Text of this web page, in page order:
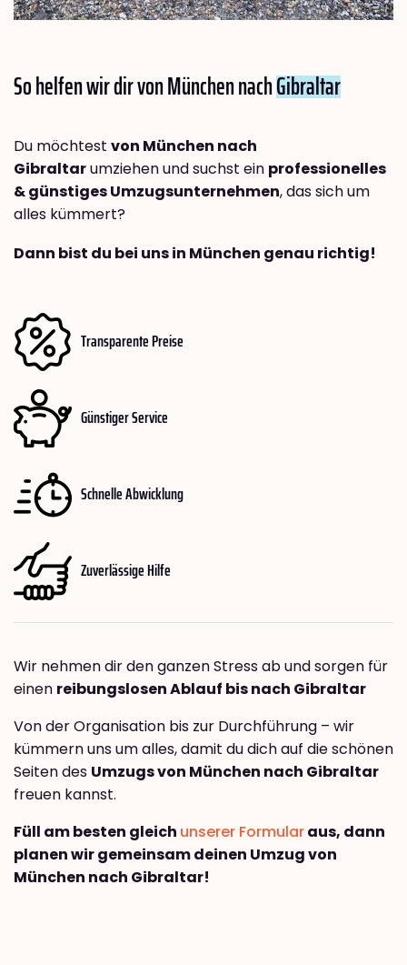
So helfen wir dir von München nachGibraltar
Du möchtest von München nach
Gibraltarumziehen und suchst ein professionelles
& günstiges Umzugsunternehmen, das sich um
alles kümmert?
Dann bist du bei uns in München genau richtig!
Transparente Preise
Günstiger Service
Schnelle Abwicklung
Zuverlässige Hilfe
Wir nehmen dir den ganzen Stress ab und sorgen für
einen reibungslosen Ablauf bis nach Gibraltar
Von der Organisation bis zur Durchführung – wir
kümmern uns um alles, damit du dich auf die schönen
Seiten des Umzugs von München nach Gibraltar
freuen kannst.
Füll am besten gleich unserer Formularaus, dann
planen wir gemeinsam deinen Umzug von
München nach Gibraltar!